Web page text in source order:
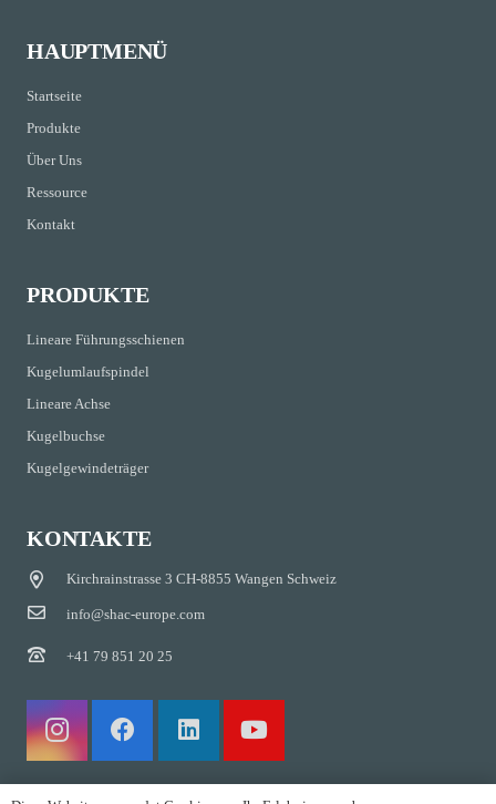
HAUPTMENÜ
Startseite
Produkte
Über Uns
Ressource
Kontakt
PRODUKTE
Lineare Führungsschienen
Kugelumlaufspindel
Lineare Achse
Kugelbuchse
Kugelgewindeträger
KONTAKTE
Kirchrainstrasse 3 CH-8855 Wangen Schweiz
info@shac-europe.com
+41 79 851 20 25